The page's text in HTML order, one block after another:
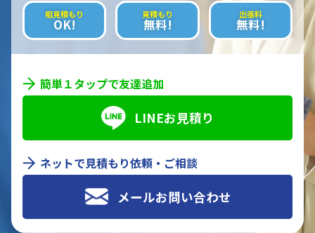
相見積もり
OK!
見積もり
無料!
出張料
無料!
簡単１タップで友達追加
LINEお見積り
ネットで見積もり依頼・ご相談
メールお問い合わせ